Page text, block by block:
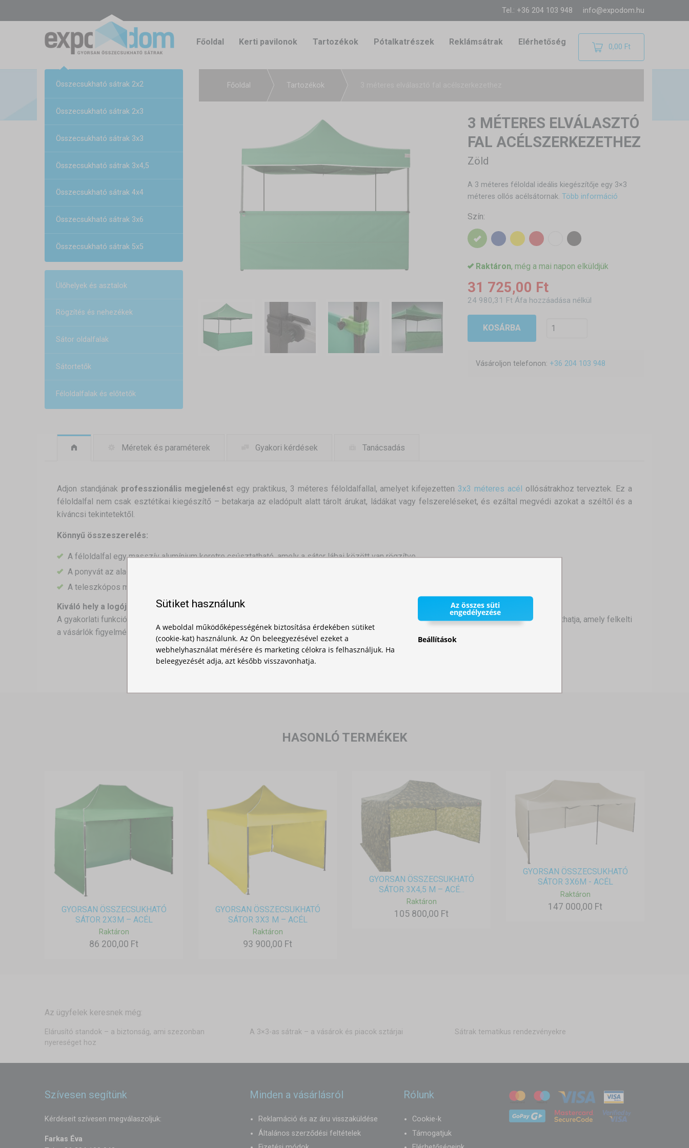
Tel.: +36 204 103 948 info@expodom.hu
Főoldal Kerti pavilonok Tartozékok Pótalkatrészek Reklámsátrak Elérhetőség 0,00 Ft
Összecsukható sátrak 2x2
Összecsukható sátrak 2x3
Összecsukható sátrak 3x3
Összecsukható sátrak 3x4,5
Összecsukható sátrak 4x4
Összecsukható sátrak 3x6
Összecsukható sátrak 5x5
Ülőhelyek és asztalok
Rögzítés és nehezékek
Sátor oldalfalak
Sátortetők
Féloldalfalak és előtetők
Főoldal Tartozékok
3 MÉTERES ELVÁLASZTÓ
FAL ACÉLSZERKEZETHEZ
Zöld
A 3 méteres féloldal ideális kiegészítője egy 3×3
méteres ollós acélsátornak. Több információ
Szín:
Raktáron, még a mai napon elküldjük
31 725,00 Ft
24 980,31 Ft Áfa hozzáadása nélkül
KOSÁRBA
Vásároljon telefonon: +36 204 103 948
Méretek és paraméterek Gyakori kérdések Tanácsadás
Adjon standjának professzionális megjelenést egy praktikus, 3 méteres féloldalfallal, amelyet kifejezetten 3x3 méteres acél
ollósátrakhoz terveztek. Ez a
féloldalfal nem csak esztétikai kiegészítő – betakarja az eladópult alatt tárolt árukat, ládákat vagy felszereléseket, és ezáltal megvédi azokat a széltől és a
kíváncsi tekintetektől.
Könnyű összeszerelés:
A féloldalfal egy masszív alumínium keretre csúsztatható, amely a sátor lábai között van rögzítve.
A ponyvát az alagúton keresztül vezetik át, és két konzol segítségével rögzítik a szerkezethez.
A teleszkópos mechanizmusnak köszönhetően a rúd magasságát állíthatja, így könnyen alkalmazkodik a pult magasságához.
Kiváló hely a logójának:
A gyakorlati funkció mellett a féloldalfal lehetőséget kínál a láthatóság növelésére is – logóval, szlogennel vagy bármilyen grafikával nyomtathatja, amely felkelti
a vásárlók figyelmét.
HASONLÓ TERMÉKEK
GYORSAN ÖSSZECSUKHATÓ
SÁTOR 2X3M – ACÉL
Raktáron
86 200,00 Ft
GYORSAN ÖSSZECSUKHATÓ
SÁTOR 3X3 M – ACÉL
Raktáron
93 900,00 Ft
GYORSAN ÖSSZECSUKHATÓ
SÁTOR 3X4,5 M – ACÉ...
Raktáron
105 800,00 Ft
GYORSAN ÖSSZECSUKHATÓ
SÁTOR 3X6M - ACÉL
Raktáron
147 000,00 Ft
Az ügyfelek keresnek még:
Elárusító standok – a biztonság, ami szezonban
nyereséget hoz
A 3×3-as sátrak – a vásárok és piacok sztárjai Sátrak tematikus rendezvényekre
Szívesen segítünk
Kérdéseit szívesen megválaszoljuk:
Farkas Éva
Minden a vásárlásról
Reklamáció és az áru visszaküldése
Általános szerződési feltételek
Rólunk
Cookie-k
Támogatjuk
Sütiket használunk
A weboldal működőképességének biztosítása érdekében sütiket
(cookie-kat) használunk. Az Ön beleegyezésével ezeket a
webhelyhasználat mérésére és marketing célokra is felhasználjuk. Ha
beleegyezését adja, azt később visszavonhatja.
Az összes süti
engedélyezése
Beállítások